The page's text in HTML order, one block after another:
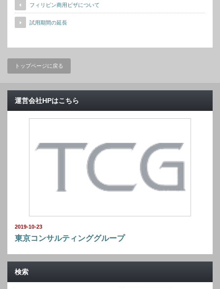
フィリピン商用ビザについて
試用期間の延長
トップページに戻る
運営会社HPはこちら
2019-10-23
東京コンサルティンググループ
検索